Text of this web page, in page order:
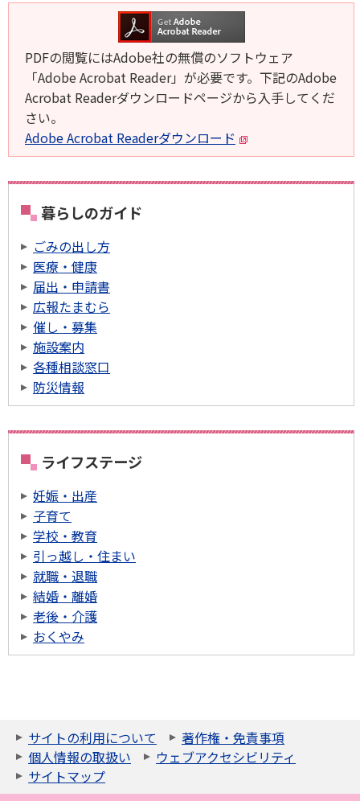
PDFの閲覧にはAdobe社の無償のソフトウェア
「Adobe Acrobat Reader」が必要です。下記のAdobe
Acrobat Readerダウンロードページから入手してくだ
さい。
Adobe Acrobat Readerダウンロード
暮らしのガイド
ごみの出し方
医療・健康
届出・申請書
広報たまむら
催し・募集
施設案内
各種相談窓口
防災情報
ライフステージ
妊娠・出産
子育て
学校・教育
引っ越し・住まい
就職・退職
結婚・離婚
老後・介護
おくやみ
サイトの利用について
著作権・免責事項
個人情報の取扱い
ウェブアクセシビリティ
サイトマップ